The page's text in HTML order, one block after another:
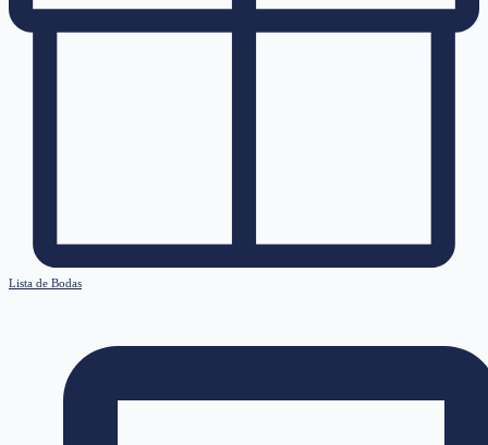
Lista de Bodas